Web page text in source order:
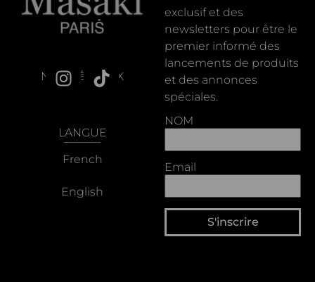
NOS RÉSEAUX
LANGUE
French
English
exclusif et des
newsletters pour être le
premier informé des
lancements de produits
et des annonces
spéciales.
NOM
Email
S'inscrire